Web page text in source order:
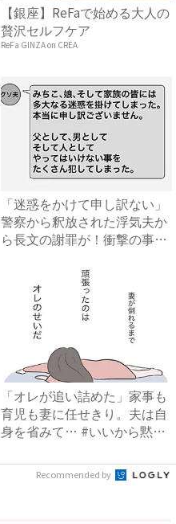
【銀座】ReFaで始める大人の
贅沢セルフケア
ReFa GINZA on CREA
「迷惑をかけて申し訳ない」
警察から釈放された浮気夫か
ら長文の謝罪が！衝撃の事実
「オレが追い詰めた」家事も
育児も妻に任せきり。夫は自
身を省みて… #いいから黙
Recommended by